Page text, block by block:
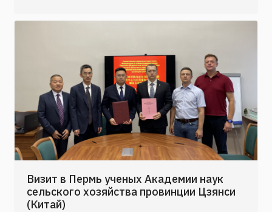
Визит в Пермь ученых Академии наук
сельского хозяйства провинции Цзянси
(Китай)